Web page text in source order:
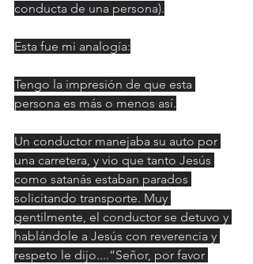
conducta de una persona).
Esta fue mi analogía:
Tengo la impresión de que esta
persona es más o menos así.
Un conductor manejaba su auto por
una carretera, y vio que tanto Jesús
como satanás estaban parados
solicitando transporte. Muy
gentilmente, el conductor se detuvo y
hablándole a Jesús con reverencia y
respeto le dijo....”Señor, por favor